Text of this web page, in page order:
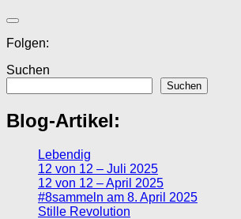
Folgen:
Suchen
Suchen
Blog-Artikel:
Lebendig
12 von 12 – Juli 2025
12 von 12 – April 2025
#8sammeln am 8. April 2025
Stille Revolution